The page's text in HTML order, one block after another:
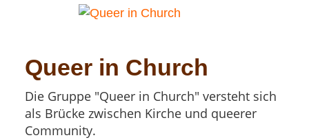
Queer in Church
Die Gruppe "Queer in Church" versteht sich
als Brücke zwischen Kirche und queerer
Community.